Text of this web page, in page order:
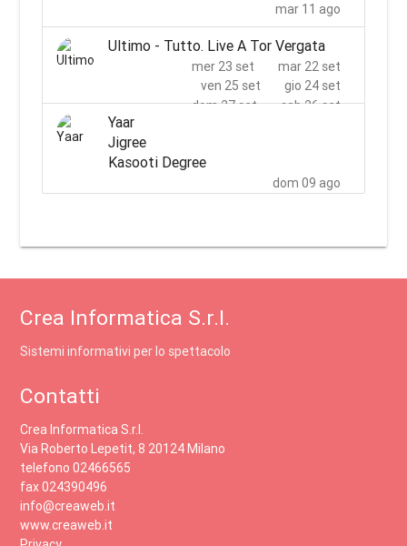
mar 11 ago
Ultimo - Tutto. Live A Tor Vergata
mar 22 set
mer 23 set
gio 24 set
ven 25 set
sab 26 set
dom 27 set
Yaar
Jigree
Kasooti Degree
dom 09 ago
Crea Informatica S.r.l.
Sistemi informativi per lo spettacolo
Contatti
Crea Informatica S.r.l.
Via Roberto Lepetit, 8 20124 Milano
telefono 02466565
fax 024390496
info@creaweb.it
www.creaweb.it